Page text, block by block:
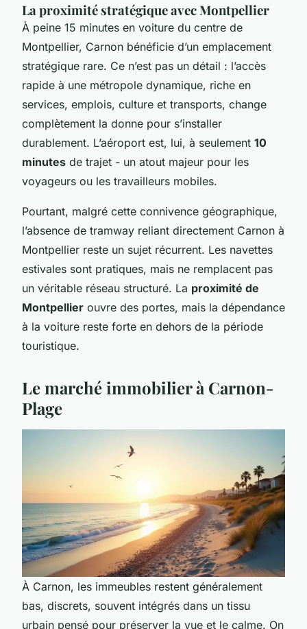
La proximité stratégique avec Montpellier
À peine 15 minutes en voiture du centre de
Montpellier, Carnon bénéficie d’un emplacement
stratégique rare. Ce n’est pas un détail : l’accès
rapide à une métropole dynamique, riche en
services, emplois, culture et transports, change
complètement la donne pour s’installer
durablement. L’aéroport est, lui, à seulement 10
minutes de trajet - un atout majeur pour les
voyageurs ou les travailleurs mobiles.
Pourtant, malgré cette connivence géographique,
l’absence de tramway reliant directement Carnon à
Montpellier reste un sujet récurrent. Les navettes
estivales sont pratiques, mais ne remplacent pas
un véritable réseau structuré. La proximité de
Montpellier ouvre des portes, mais la dépendance
à la voiture reste forte en dehors de la période
touristique.
Le marché immobilier à Carnon-
Plage
À Carnon, les immeubles restent généralement
bas, discrets, souvent intégrés dans un tissu
urbain pensé pour préserver la vue et le calme. On